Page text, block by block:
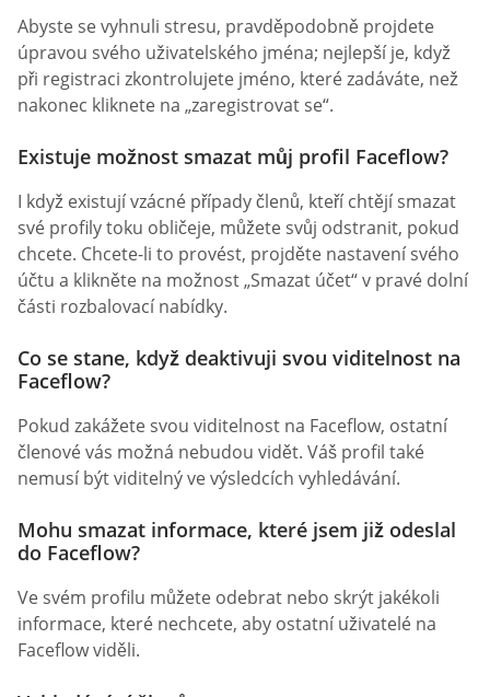
Abyste se vyhnuli stresu, pravděpodobně projdete
úpravou svého uživatelského jména; nejlepší je, když
při registraci zkontrolujete jméno, které zadáváte, než
nakonec kliknete na „zaregistrovat se“.
Existuje možnost smazat můj profil Faceflow?
I když existují vzácné případy členů, kteří chtějí smazat
své profily toku obličeje, můžete svůj odstranit, pokud
chcete. Chcete-li to provést, projděte nastavení svého
účtu a klikněte na možnost „Smazat účet“ v pravé dolní
části rozbalovací nabídky.
Co se stane, když deaktivuji svou viditelnost na
Faceflow?
Pokud zakážete svou viditelnost na Faceflow, ostatní
členové vás možná nebudou vidět. Váš profil také
nemusí být viditelný ve výsledcích vyhledávání.
Mohu smazat informace, které jsem již odeslal
do Faceflow?
Ve svém profilu můžete odebrat nebo skrýt jakékoli
informace, které nechcete, aby ostatní uživatelé na
Faceflow viděli.